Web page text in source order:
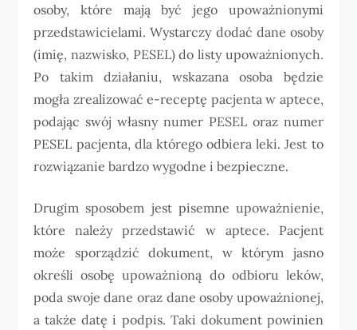
osoby, które mają być jego upoważnionymi
przedstawicielami. Wystarczy dodać dane osoby
(imię, nazwisko, PESEL) do listy upoważnionych.
Po takim działaniu, wskazana osoba będzie
mogła zrealizować e-receptę pacjenta w aptece,
podając swój własny numer PESEL oraz numer
PESEL pacjenta, dla którego odbiera leki. Jest to
rozwiązanie bardzo wygodne i bezpieczne.
Drugim sposobem jest pisemne upoważnienie,
które należy przedstawić w aptece. Pacjent
może sporządzić dokument, w którym jasno
określi osobę upoważnioną do odbioru leków,
poda swoje dane oraz dane osoby upoważnionej,
a także datę i podpis. Taki dokument powinien